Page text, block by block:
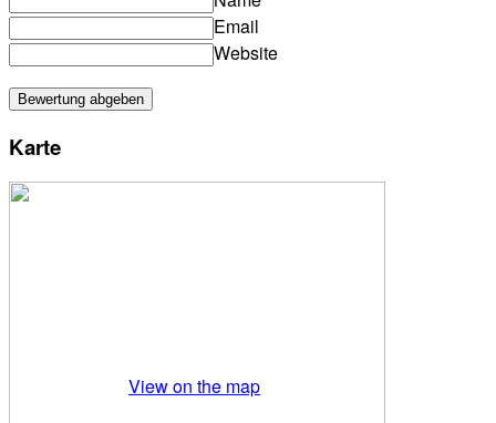
Email
Website
Karte
View on the map